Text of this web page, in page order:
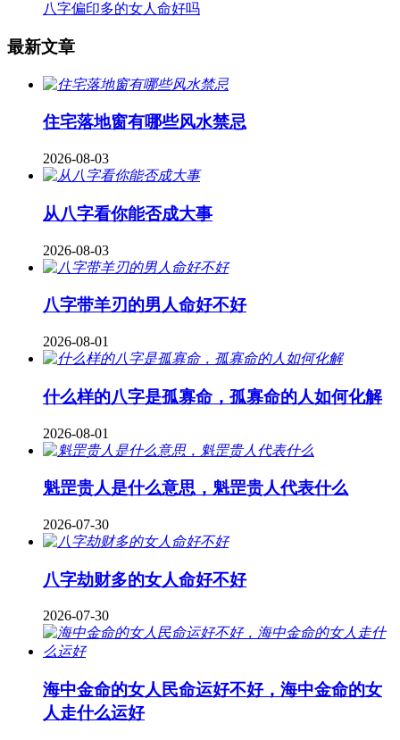
八字偏印多的女人命好吗
最新文章
住宅落地窗有哪些风水禁忌
2026-08-03
从八字看你能否成大事
2026-08-03
八字带羊刃的男人命好不好
2026-08-01
什么样的八字是孤寡命，孤寡命的人如何化解
2026-08-01
魁罡贵人是什么意思，魁罡贵人代表什么
2026-07-30
八字劫财多的女人命好不好
2026-07-30
海中金命的女人民命运好不好，海中金命的女
人走什么运好